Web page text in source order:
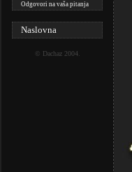
Odgovori na vaša pitanja
Naslovna
© Dachaz2004.